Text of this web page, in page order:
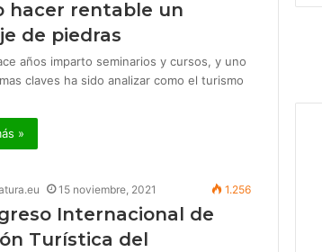
hacer rentable un
de piedras
años imparto seminarios y cursos, y uno
claves ha sido analizar como el turismo
»
15 noviembre, 2021 1.256
Internacional de
Turística del